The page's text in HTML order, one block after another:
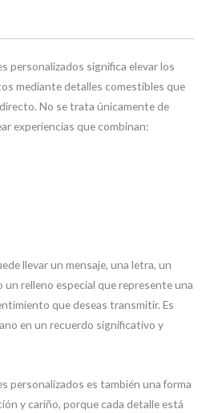
personalizados significa elevar los
mediante detalles comestibles que
No se trata únicamente de
experiencias que combinan:
llevar un mensaje, una letra, un
un relleno especial que represente una
que deseas transmitir. Es
en un recuerdo significativo y
personalizados es también una forma
y cariño, porque cada detalle está